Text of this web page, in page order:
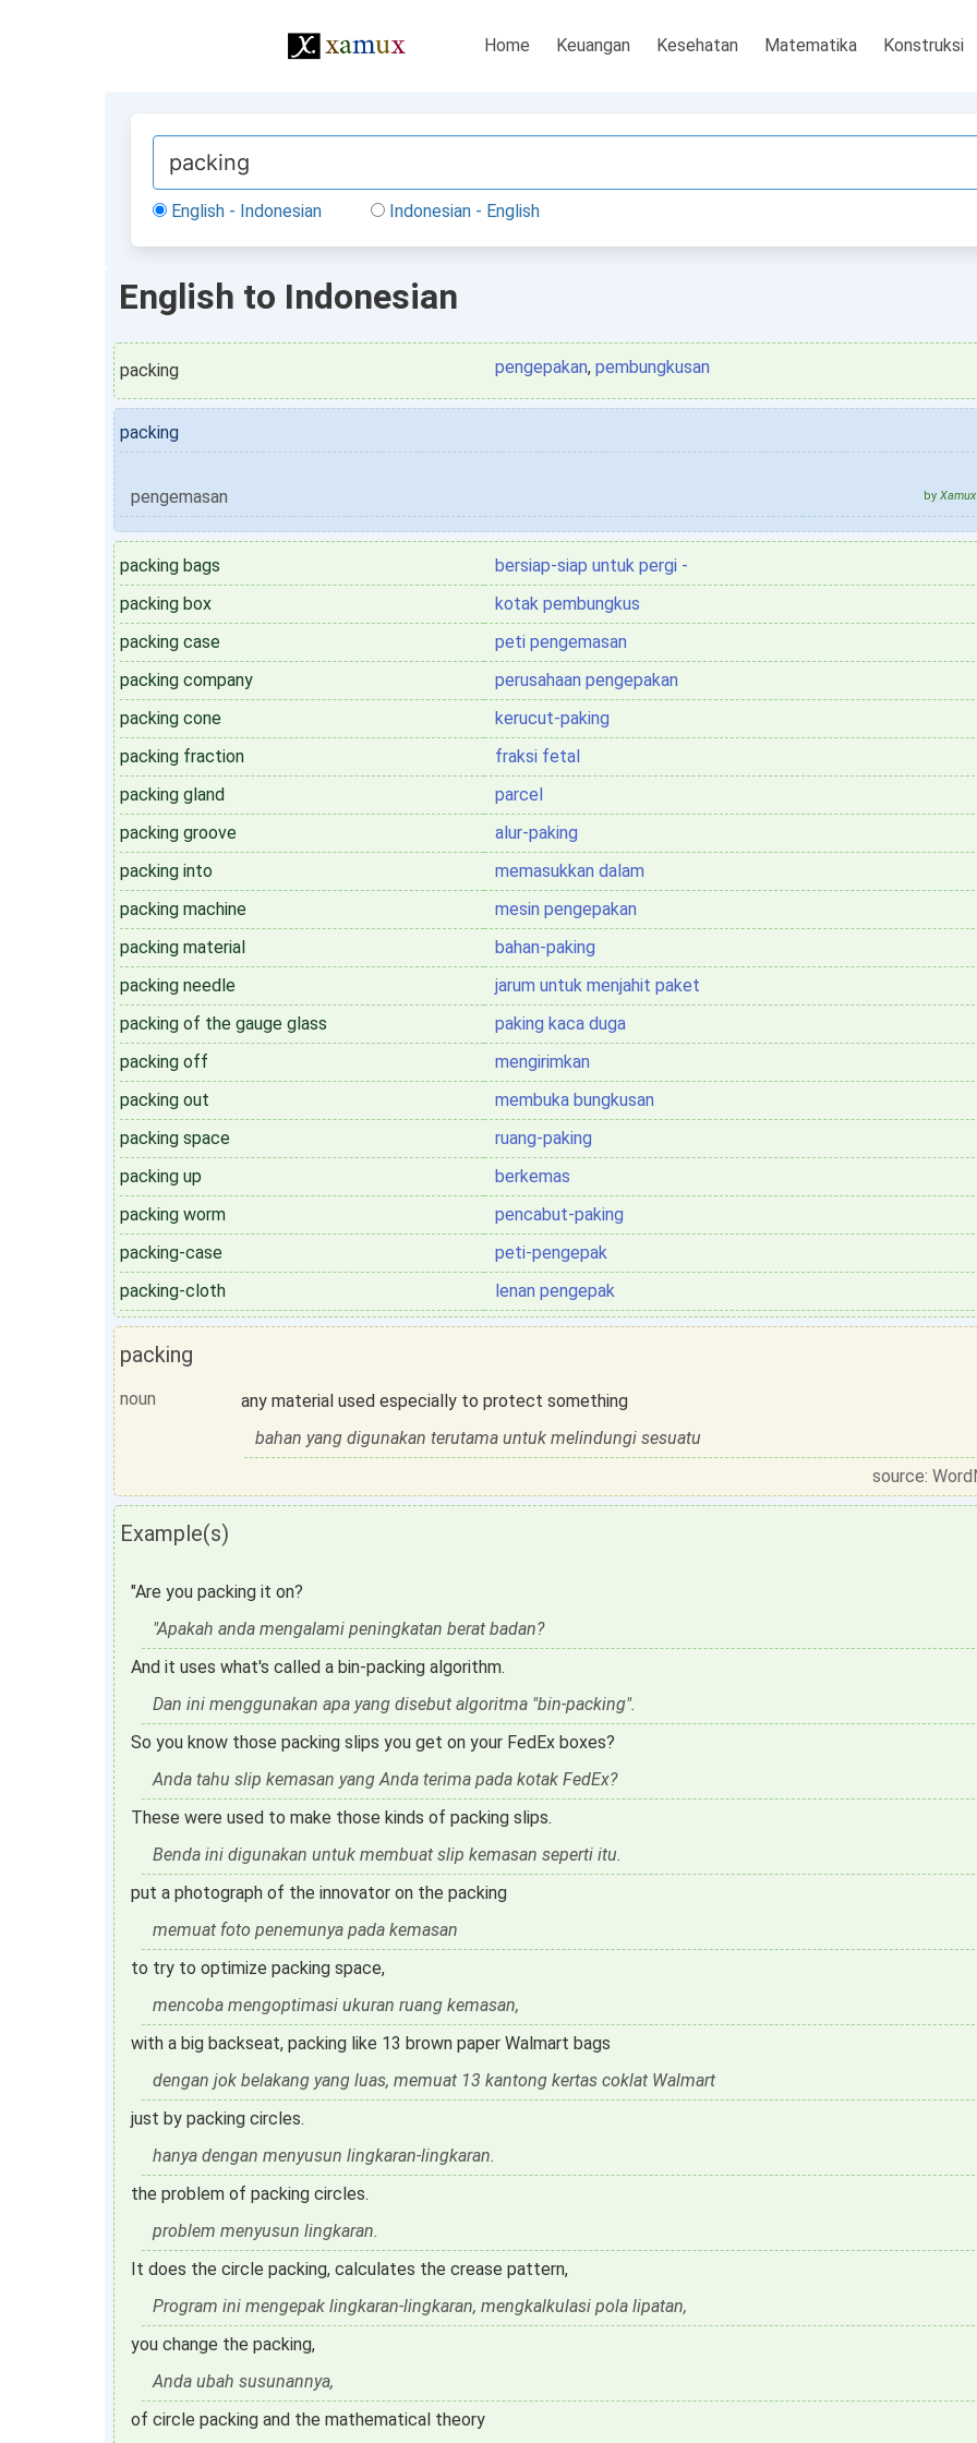
Home Keuangan Kesehatan Matematika Konstruksi
English - Indonesian Indonesian - English
English to Indonesian
packing pengepakan, pembungkusan
packing
pengemasan by
packing bags
bersiap-siap untuk pergi -
packing box
kotak pembungkus
packing case
peti pengemasan
packing company
perusahaan pengepakan
packing cone
kerucut-paking
packing fraction
fraksi fetal
packing gland
parcel
packing groove
alur-paking
packing into
memasukkan dalam
packing machine
mesin pengepakan
packing material
bahan-paking
packing needle
jarum untuk menjahit paket
packing of the gauge glass
paking kaca duga
packing off
mengirimkan
packing out
membuka bungkusan
packing space
ruang-paking
packing up
berkemas
packing worm
pencabut-paking
packing-case
peti-pengepak
packing-cloth
lenan pengepak
packing
noun
any material used especially to protect something
bahan yang digunakan terutama untuk melindungi sesuatu
source:
Example(s)
"Are you packing it on?
"Apakah anda mengalami peningkatan berat badan?
And it uses what's called a bin-packing algorithm.
Dan ini menggunakan apa yang disebut algoritma "bin-packing".
So you know those packing slips you get on your FedEx boxes?
Anda tahu slip kemasan yang Anda terima pada kotak FedEx?
These were used to make those kinds of packing slips.
Benda ini digunakan untuk membuat slip kemasan seperti itu.
put a photograph of the innovator on the packing
memuat foto penemunya pada kemasan
to try to optimize packing space,
mencoba mengoptimasi ukuran ruang kemasan,
with a big backseat, packing like 13 brown paper Walmart bags
dengan jok belakang yang luas, memuat 13 kantong kertas coklat Walmart
just by packing circles.
hanya dengan menyusun lingkaran-lingkaran.
the problem of packing circles.
problem menyusun lingkaran.
It does the circle packing, calculates the crease pattern,
Program ini mengepak lingkaran-lingkaran, mengkalkulasi pola lipatan,
you change the packing,
Anda ubah susunannya,
of circle packing and the mathematical theory